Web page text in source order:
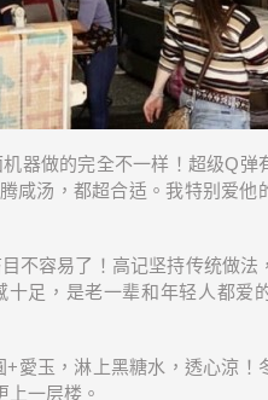
器做的完全不一样！超级Q弹
咸汤，都超合适。我特别爱他
不容易了！高记坚持传统做法
足，是老一辈和年轻人都爱
愛玉，淋上黑糖水，透心涼！
上一层楼。